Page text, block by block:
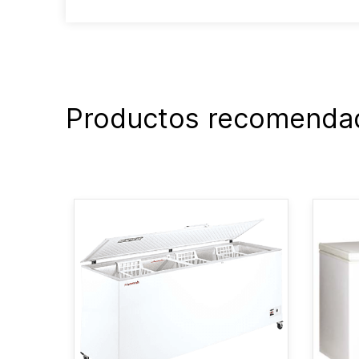
Productos